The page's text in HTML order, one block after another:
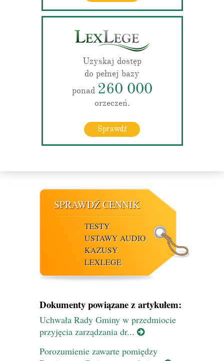
Uzyskaj dostęp
do pełnej bazy
ponad 260 000
orzeczeń.
Sprawdź
SPRAWDŹ CENNIK
TESTY
USTAWY AUDIO
KAZUSY
LEXLEGE
Dokumenty powiązane z artykułem:
Uchwała Rady Gminy w przedmiocie
przyjęcia zarządzania dr...
Porozumienie zawarte pomiędzy